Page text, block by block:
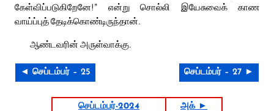
கேள்விப்படுகிறேனே!” என்று சொல்லி இயேசுவைக் காண
வாய்ப்புத் தேடிக்கொண்டிருந்தான்.
ஆண்டவரின் அருள்வாக்கு.
◄ செப்டம்பர் – 25 செப்டம்பர் – 27 ►
செப்டம்பர்-2024
அக் ►